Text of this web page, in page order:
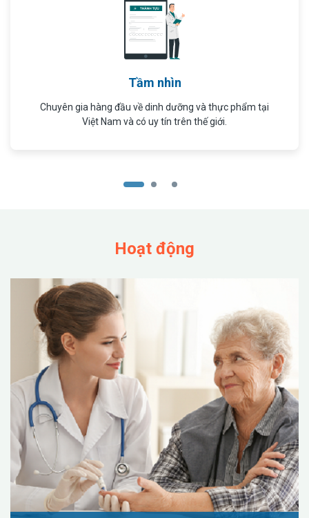
Tầm nhìn
Chuyên gia hàng đầu về dinh dưỡng và thực phẩm tại
Việt Nam và có uy tín trên thế giới.
Hoạt động